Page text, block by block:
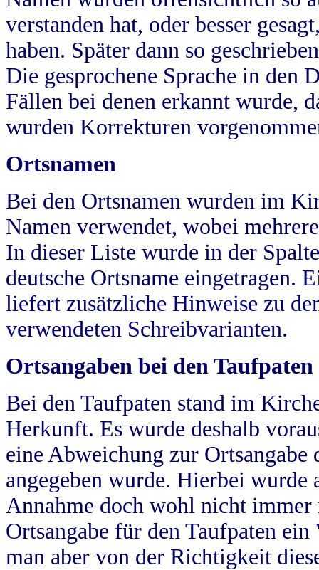
verstanden hat, oder besser
haben. Später dann so
Die gesprochene Sprache in
Fällen bei denen erkannt wurde,
wurden Korrekturen
Ortsnamen
Bei den Ortsnamen wurden im
Namen verwendet, wobei
In dieser Liste wurde in der
deutsche Ortsname eingetragen.
liefert zusätzliche Hinweise zu
verwendeten Schreibvarianten.
Ortsangaben bei den Taufpaten
Bei den Taufpaten stand im
Herkunft. Es wurde deshalb
eine Abweichung zur
angegeben wurde. Hierbei wurde
Annahme doch wohl nicht
Ortsangabe für den Taufpaten
man aber von der Richtigkeit